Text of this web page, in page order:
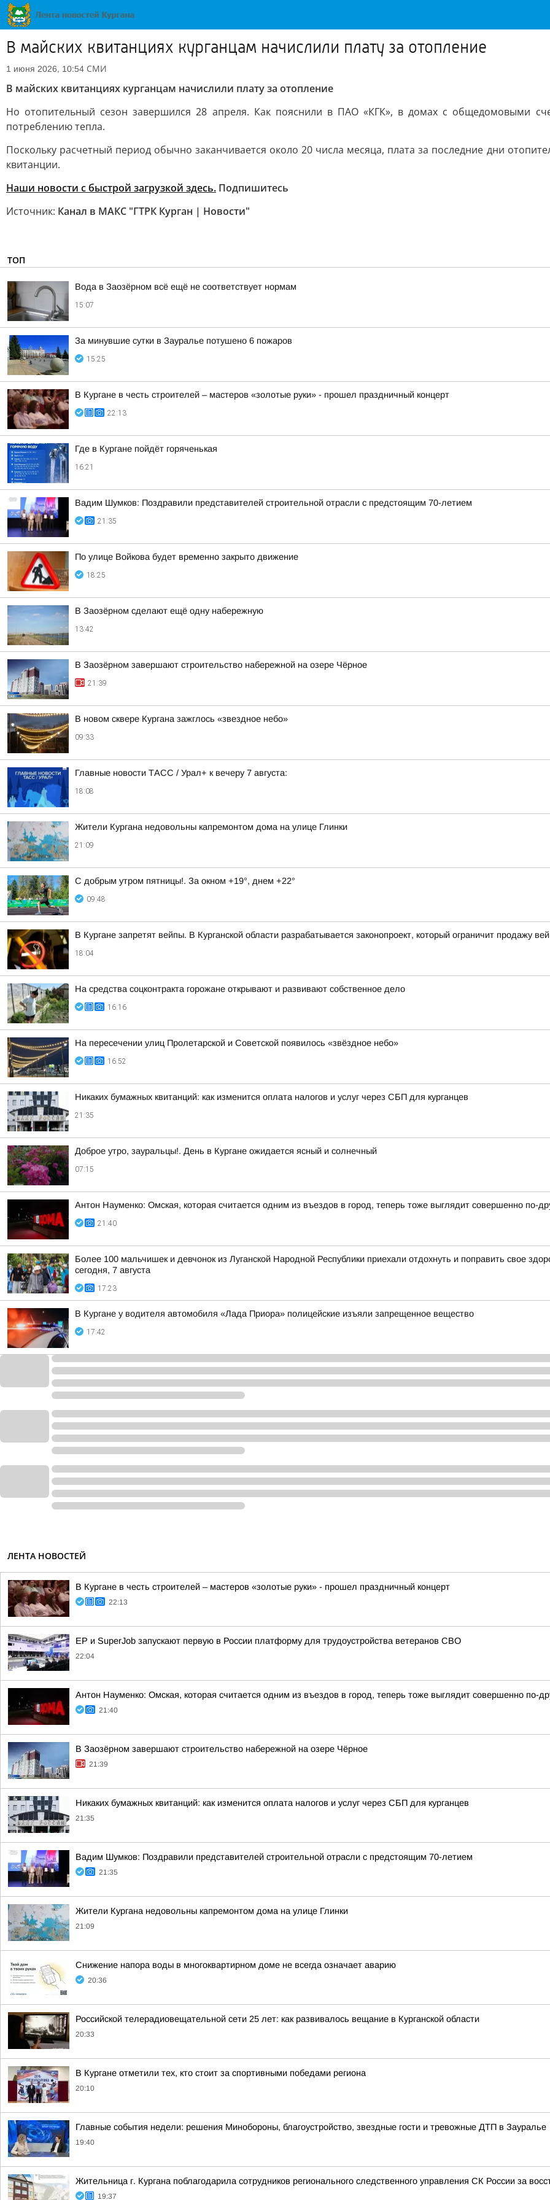
В майских квитанциях курганцам начислили плату за отопление
1 июня 2026, 10:54 СМИ
В майских квитанциях курганцам начислили плату за отопление
Но отопительный сезон завершился 28 апреля. Как пояснили в ПАО «КГК», в домах с общедомовыми
потреблению тепла.
Поскольку расчетный период обычно заканчивается около 20 числа месяца, плата за последние дни
квитанции.
Наши новости с быстрой загрузкой здесь. Подпишитесь
Источник: Канал в МАКС "ГТРК Курган | Новости"
ТОП
Вода в Заозёрном всё ещё не соответствует нормам
15:07
За минувшие сутки в Зауралье потушено 6 пожаров
15:25
В Кургане в честь строителей – мастеров «золотые руки» - прошел праздничный концерт
22:13
Где в Кургане пойдёт горяченькая
16:21
Вадим Шумков: Поздравили представителей строительной отрасли с предстоящим 70-летием
21:35
По улице Войкова будет временно закрыто движение
18:25
В Заозёрном сделают ещё одну набережную
13:42
В Заозёрном завершают строительство набережной на озере Чёрное
21:39
В новом сквере Кургана зажглось «звездное небо»
09:33
Главные новости ТАСС / Урал+ к вечеру 7 августа:
18:08
Жители Кургана недовольны капремонтом дома на улице Глинки
21:09
С добрым утром пятницы!. За окном +19°, днем +22°
09:48
В Кургане запретят вейпы. В Курганской области разрабатывается законопроект, который ограничит продажу
18:04
На средства соцконтракта горожане открывают и развивают собственное дело
16:16
На пересечении улиц Пролетарской и Советской появилось «звёздное небо»
16:52
Никаких бумажных квитанций: как изменится оплата налогов и услуг через СБП для курганцев
21:35
Доброе утро, зауральцы!. День в Кургане ожидается ясный и солнечный
07:15
Антон Науменко: Омская, которая считается одним из въездов в город, теперь тоже выглядит совершенно по-
21:40
Более 100 мальчишек и девчонок из Луганской Народной Республики приехали отдохнуть и поправить свое
сегодня, 7 августа
17:23
В Кургане у водителя автомобиля «Лада Приора» полицейские изъяли запрещенное вещество
17:42
ЛЕНТА НОВОСТЕЙ
В Кургане в честь строителей – мастеров «золотые руки» - прошел праздничный концерт
22:13
ЕР и SuperJob запускают первую в России платформу для трудоустройства ветеранов СВО
22:04
Антон Науменко: Омская, которая считается одним из въездов в город, теперь тоже выглядит совершенно по-
21:40
В Заозёрном завершают строительство набережной на озере Чёрное
21:39
Никаких бумажных квитанций: как изменится оплата налогов и услуг через СБП для курганцев
21:35
Вадим Шумков: Поздравили представителей строительной отрасли с предстоящим 70-летием
21:35
Жители Кургана недовольны капремонтом дома на улице Глинки
21:09
Снижение напора воды в многоквартирном доме не всегда означает аварию
20:36
Российской телерадиовещательной сети 25 лет: как развивалось вещание в Курганской области
20:33
В Кургане отметили тех, кто стоит за спортивными победами региона
20:10
Главные события недели: решения Минобороны, благоустройство, звездные гости и тревожные ДТП в Зауралье
19:40
Жительница г. Кургана поблагодарила сотрудников регионального следственного управления СК России за
19:37